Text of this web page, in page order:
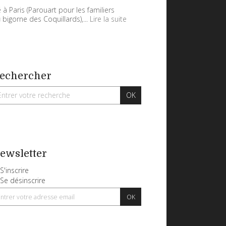
à Paris (Parouart pour les familiers
bigorne des Coquillards),... Lire la suite
S'inscrire
Se désinscrire